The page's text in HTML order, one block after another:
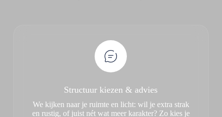
Structuur kiezen & advies
We kijken naar je ruimte en licht: wil je extra strak
en rustig, of juist nét wat meer karakter? Zo kies je